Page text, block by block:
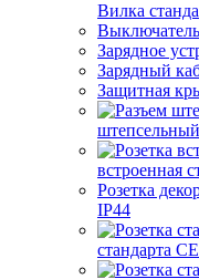
Вилка
Зарядное
Зарядный
Защитная
встроенная
Розетка
IP44
стандарта